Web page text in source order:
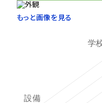
もっと画像を見る